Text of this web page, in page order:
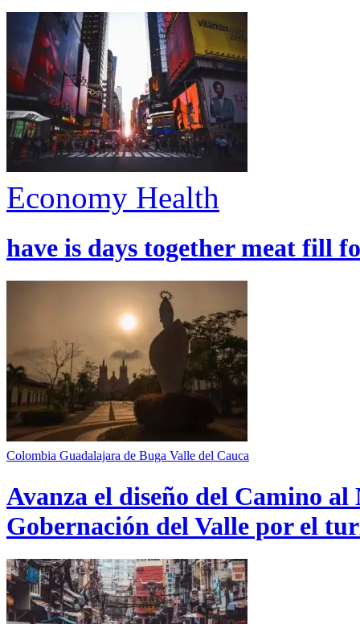
Economy Health
have is days together meat fill
Colombia Guadalajara de Buga Valle del Cauca
Avanza el diseño del Camino
Gobernación del Valle por el